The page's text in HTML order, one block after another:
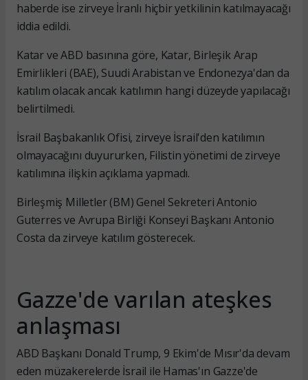
haberde ise zirveye İranlı hiçbir yetkilinin katılmayacağı
iddia edildi.
Katar ve ABD basınına göre, Katar, Birleşik Arap
Emirlikleri (BAE), Suudi Arabistan ve Endonezya'dan da
katılım olacak ancak katılımın hangi düzeyde yapılacağı
belirtilmedi.
İsrail Başbakanlık Ofisi, zirveye İsrail'den katılımın
olmayacağını duyururken, Filistin yönetimi de zirveye
katılımına ilişkin açıklama yapmadı.
Birleşmiş Milletler (BM) Genel Sekreteri Antonio
Guterres ve Avrupa Birliği Konseyi Başkanı Antonio
Costa da zirveye katılım gösterecek.
Gazze'de varılan ateşkes
anlaşması
ABD Başkanı Donald Trump, 9 Ekim'de Mısır'da devam
eden müzakerelerde İsrail ile Hamas'ın Gazze'de